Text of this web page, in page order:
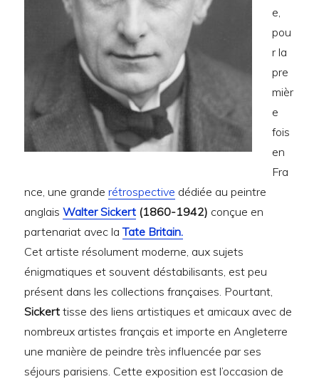
e,
pou
r la
pre
mièr
e
fois
en
Fra
nce, une granderétrospective dédiée au peintre
anglaisWalter Sickert (1860-1942) conçue en
partenariat avec laTate Britain.
Cet artiste résolument moderne, aux sujets
énigmatiques et souvent déstabilisants, est peu
présent dans les collections françaises. Pourtant,
Sickert tisse des liens artistiques et amicaux avec de
nombreux artistes français et importe en Angleterre
une manière de peindre très influencée par ses
séjours parisiens. Cette exposition est l’occasion de